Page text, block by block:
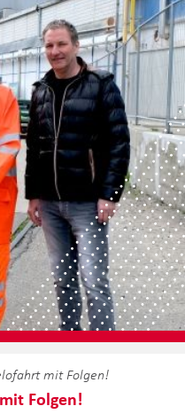
mit Folgen!
Folgen!